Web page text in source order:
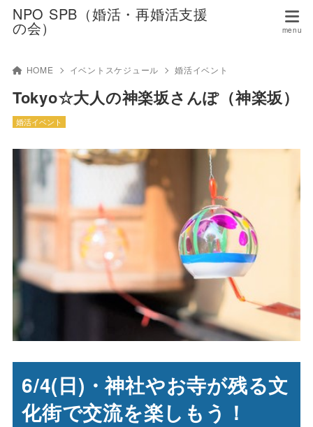
NPO SPB（婚活・再婚活支援
の会）
HOME イベントスケジュール 婚活イベント
Tokyo☆大人の神楽坂さんぽ（神楽坂）
婚活イベント
6/4(日)・神社やお寺が残る文
化街で交流を楽しもう！